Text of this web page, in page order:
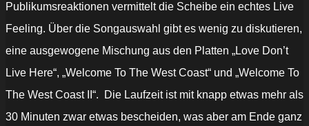
Publikumsreaktionen vermittelt die Scheibe ein echtes Live
Feeling. Über die Songauswahl gibt es wenig zu diskutieren,
eine ausgewogene Mischung aus den Platten „Love Don’t
Live Here“, „Welcome To The West Coast“ und „Welcome To
The West Coast II“. Die Laufzeit ist mit knapp etwas mehr als
30 Minuten zwar etwas bescheiden, was aber am Ende ganz